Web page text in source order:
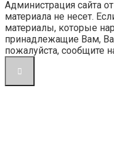
Администрация сайта
материала не несет.
материалы, которые
принадлежащие Вам,
пожалуйста, сообщите